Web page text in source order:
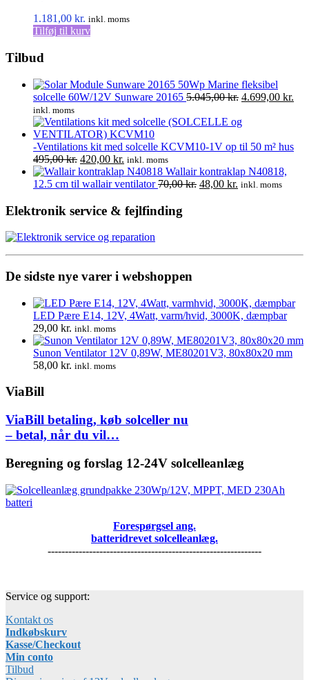
på
1.181,00 kr. inkl. moms
Tilføj til kurv
Tilbud
Marine fleksibel
solcelle 60W/12V Sunware 20165 5.045,00kr. Den
pris
5.045,00 kr..
4.699,00 kr.
inkl. moms
-Ventilations kit med solcelle KCVM10-1V op til 50 m² hus
495,00kr. Den
oprindelige
pris
495,00 kr..
420,00 kr. Den
aktuelle
pris
420,00 kr..
inkl. moms
Wallair kontraklap N40818,
12.5 cm til wallair ventilator 70,00kr. Den
48,00 kr. Den
inkl. moms
Elektronik service & fejlfinding
De sidste nye varer i webshoppen
LED Pære E14, 12V, 4Watt, varm/hvid, 3000K, dæmpbar
29,00 kr. inkl. moms
Sunon Ventilator 12V 0,89W, ME80201V3, 80x80x20 mm
58,00 kr. inkl. moms
ViaBill
ViaBill betaling, køb solceller nu
– betal, når du vil…
Beregning og forslag 12-24V solcelleanlæg
Forespørgsel ang.
batteridrevet solcelleanlæg.
--------------------------------------------------------------
Service og support:
Kontakt os
Indkøbskurv
Kasse/Checkout
Min conto
Tilbud